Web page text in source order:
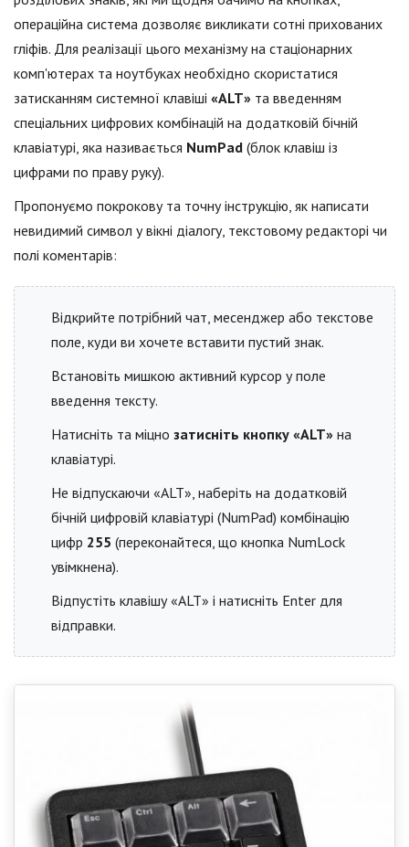
операційна система дозволяє викликати сотні прихованих
гліфів. Для реалізації цього механізму на стаціонарних
комп'ютерах та ноутбуках необхідно скористатися
затисканням системної клавіші «ALT» та введенням
спеціальних цифрових комбінацій на додатковій бічній
клавіатурі, яка називається NumPad (блок клавіш із
цифрами по праву руку).
Пропонуємо покрокову та точну інструкцію, як написати
невидимий символ у вікні діалогу, текстовому редакторі чи
полі коментарів:
Відкрийте потрібний чат, месенджер або текстове
поле, куди ви хочете вставити пустий знак.
Встановіть мишкою активний курсор у поле
введення тексту.
Натисніть та міцно затисніть кнопку «ALT» на
клавіатурі.
Не відпускаючи «ALT», наберіть на додатковій
бічній цифровій клавіатурі (NumPad) комбінацію
цифр 255 (переконайтеся, що кнопка NumLock
увімкнена).
Відпустіть клавішу «ALT» і натисніть Enter для
відправки.